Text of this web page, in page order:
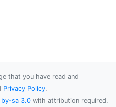
that you have read and
Privacy Policy.
by-sa 3.0 with attribution required.